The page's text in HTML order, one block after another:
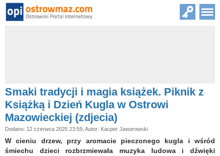
Smaki tradycji i magia książek. Piknik z
Książką i Dzień Kugla w Ostrowi
Mazowieckiej (zdjecia)
Dodano: 12 czerwca 2025 23:59, Autor: Kacper Jaworowski
W cieniu drzew, przy aromacie pieczonego kugla i wśród
śmiechu dzieci rozbrzmiewała muzyka ludowa i dźwięki